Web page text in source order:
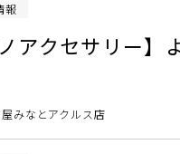
報
ノアクセサリー
みなとアクルス店